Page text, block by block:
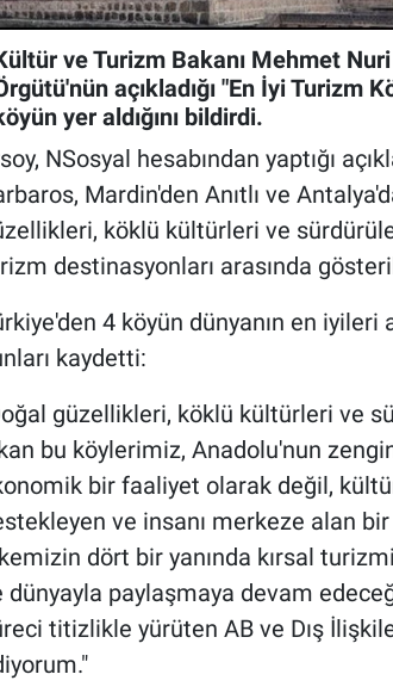
ve Turizm Bakanı Mehmet
açıkladığı "En İyi Turizm
yer aldığını bildirdi.
NSosyal hesabından yaptığı
Mardin'den Anıtlı ve
köklü kültürleri ve
destinasyonları arasında
4 köyün dünyanın en iyileri
kaydetti:
güzellikleri, köklü kültürleri ve
bu köylerimiz, Anadolu'nun
bir faaliyet olarak değil,
ve insanı merkeze alan
dört bir yanında kırsal
dünyayla paylaşmaya devam
titizlikle yürüten AB ve Dış